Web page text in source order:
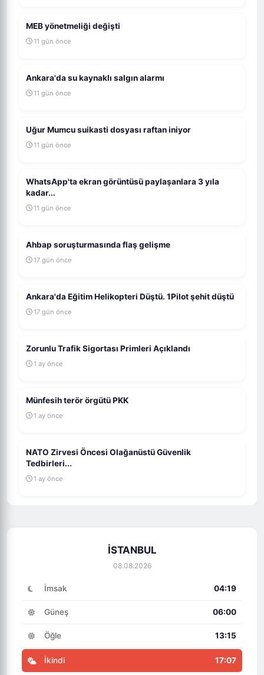
MEB yönetmeliği değişti
11 gün önce
Ankara'da su kaynaklı salgın alarmı
11 gün önce
Uğur Mumcu suikasti dosyası raftan iniyor
11 gün önce
WhatsApp'ta ekran görüntüsü paylaşanlara 3 yıla
kadar...
11 gün önce
Ahbap soruşturmasında flaş gelişme
17 gün önce
Ankara'da Eğitim Helikopteri Düştü. 1Pilot şehit düştü
17 gün önce
Zorunlu Trafik Sigortası Primleri Açıklandı
1 ay önce
Münfesih terör örgütü PKK
1 ay önce
NATO Zirvesi Öncesi Olağanüstü Güvenlik
Tedbirleri...
1 ay önce
İSTANBUL
08.08.2026
İmsak 04:19
Güneş 06:00
Öğle 13:15
İkindi 17:07